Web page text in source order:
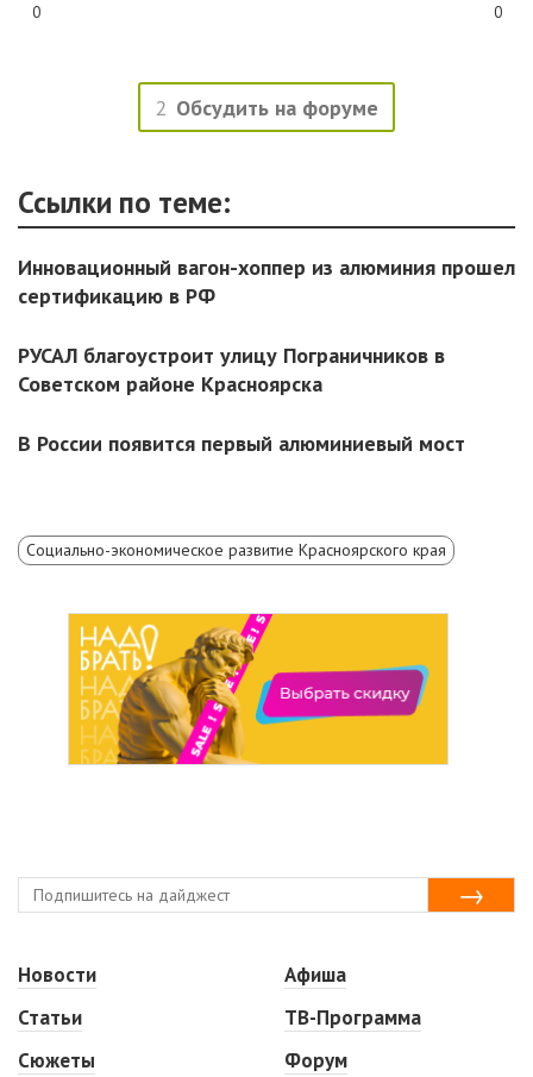
0 0
2 Обсудить на форуме
Ссылки по теме:
Инновационный вагон-хоппер из алюминия прошел
сертификацию в РФ
РУСАЛ благоустроит улицу Пограничников в
Советском районе Красноярска
В России появится первый алюминиевый мост
Социально-экономическое развитие Красноярского края
Новости
Статьи
Сюжеты
Афиша
ТВ-Программа
Форум